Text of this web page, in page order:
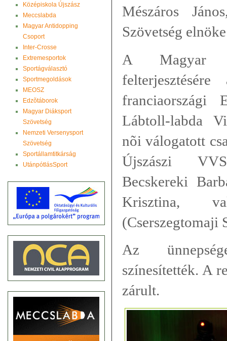
Középiskola Újszász
Meccslabda
Magyar Antidopping
Csoport
Inter-Crosse
Extremesportok
Sportágválasztó
Sportmegoldások
MEOSZ
Edzõtáborok
Magyar Diáksport
Szövetség
Nemzeti Versenysport
Szövetség
Sportállamtitkárság
UtánpótlásSport
Mészáros
Szövetség
A Magyar
franciaországi
Lábtoll-labda
nõi válogatott
Újszászi
Becskereki
Krisztina,
(Cserszegtomaji
Az
színesítették. A
zárult.